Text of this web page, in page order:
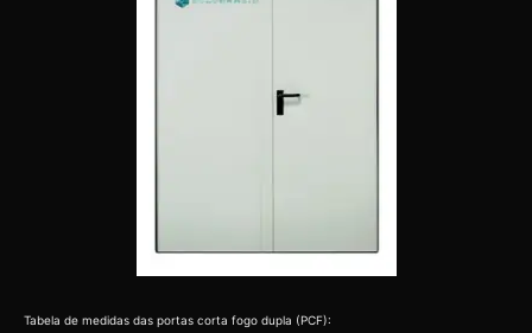
Tabela de medidas das portas corta fogo dupla (PCF):